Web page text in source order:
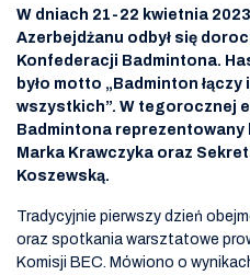
W dniach 21-22 kwietnia
Azerbejdżanu odbył się
Konfederacji Badmintona.
było motto „Badminton
wszystkich”. W tegorocznej
Badmintona reprezentowany
Marka Krawczyka oraz
Koszewską.
Tradycyjnie pierwszy dzień
oraz spotkania warsztatowe
Komisji BEC. Mówiono o